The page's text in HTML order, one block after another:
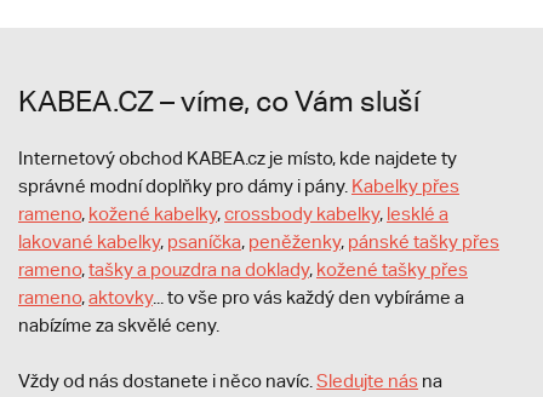
KABEA.CZ – víme, co Vám sluší
Internetový obchod KABEA.cz je místo, kde najdete ty
správné modní doplňky pro dámy i pány. Kabelky přes
rameno, kožené kabelky,crossbody kabelky, lesklé a
lakované kabelky, psaníčka, peněženky, pánské tašky přes
rameno,tašky a pouzdra na doklady, kožené tašky přes
rameno,aktovky... to vše pro vás každý den vybíráme a
nabízíme za skvělé ceny.
Vždy od nás dostanete i něco navíc. Sledujte nás na